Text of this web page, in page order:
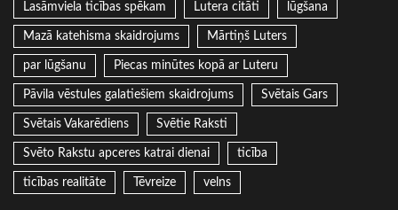
Lasāmviela ticības spēkam Lutera citāti lūgšana
Mazā katehisma skaidrojums Mārtiņš Luters
par lūgšanu Piecas minūtes kopā ar Luteru
Pāvila vēstules galatiešiem skaidrojums Svētais Gars
Svētais Vakarēdiens Svētie Raksti
Svēto Rakstu apceres katrai dienai ticība
ticības realitāte Tēvreize velns